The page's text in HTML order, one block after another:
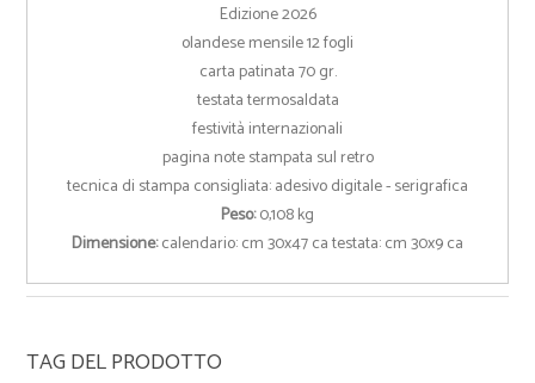
Edizione 2026
olandese mensile 12 fogli
carta patinata 70 gr.
testata termosaldata
festività internazionali
pagina note stampata sul retro
tecnica di stampa consigliata: adesivo digitale - serigrafica
Peso:0,108 kg
Dimensione:calendario: cm 30x47 ca testata: cm 30x9 ca
TAG DEL PRODOTTO